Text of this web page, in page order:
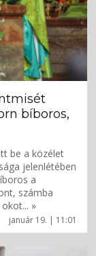
január 19. | 11:01
bíboros,
be a közélet
jelenlétében
a
számba
»